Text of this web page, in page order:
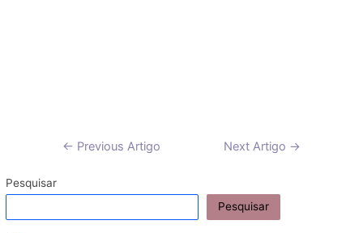
Navegação
artigos
← Previous Artigo Next Artigo →
Pesquisar
Pesquisar